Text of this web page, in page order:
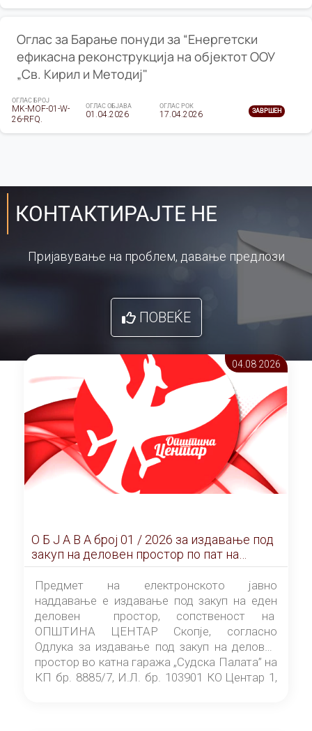
Оглас за Барање понуди за “Енергетски
ефикасна реконструкција на објектот ООУ
„Св. Кирил и Методиј"
ОГЛАС БРОЈ
MK-MOF-01-W-
26-RFQ.
ОГЛАС ОБЈАВА
01.04.2026
ОГЛАС РОК
17.04.2026 ЗАВРШЕН
КОНТАКТИРАЈТЕ НЕ
Пријавување на проблем, давање предлози
ПОВЕЌЕ
04.08 2026
О Б Ј А В А брoj 01 / 2026 за издавање под
закуп на деловен простор по пат на
ЕЛЕКТРОНСКО ЈАВНО НАДДАВАЊЕ
Предмет на електронското јавно
наддавање е издавање под закуп на еден
деловен простор, сопственост на
ОПШТИНА ЦЕНТАР Скопје, согласно
Одлука за издавање под закуп на деловен
простор во катна гаража „Судска Палата” на
КП бр. 8885/7, И.Л. бр. 103901 КО Центар 1,